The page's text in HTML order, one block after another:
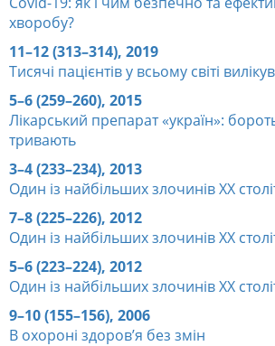
хворобу?
11–12 (313–314), 2019
Тисячі пацієнтів у всьому світі
5–6 (259–260), 2015
Лікарський препарат «україн»:
тривають
3–4 (233–234), 2013
Один із найбільших злочинів ХХ
7–8 (225–226), 2012
Один із найбільших злочинів ХХ
5–6 (223–224), 2012
Один із найбільших злочинів ХХ
9–10 (155–156), 2006
В охороні здоров’я без змін